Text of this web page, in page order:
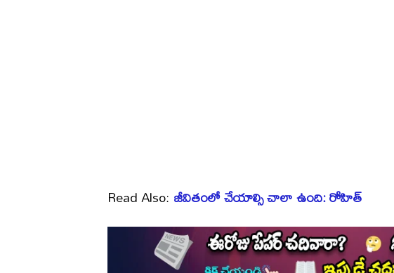
Read Also: జీవితంలో చేయాల్సి చాలా ఉంది: రోహిత్